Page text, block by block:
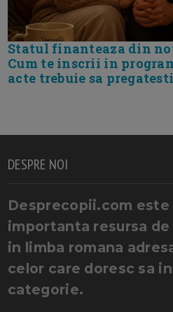
Statul finanteaza din
Cum te inscrii in
acte trebuie sa
DESPRE NOI
Desprecopii.com este
importanta resursa
in limba romana
celor care doresc sa
categorie.